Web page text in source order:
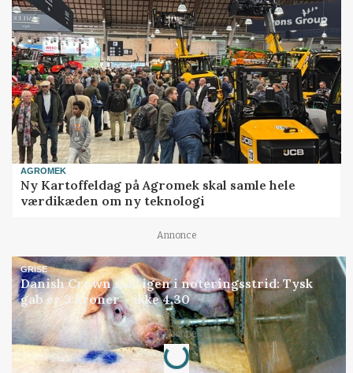
AGROMEK
Ny Kartoffeldag på Agromek skal samle hele
værdikæden om ny teknologi
Annonce
GRISE
Danish Crown slår igen i noteringsstrid: Tysk
gab er 3 kroner – ikke 4,30
Annonce
Loading...